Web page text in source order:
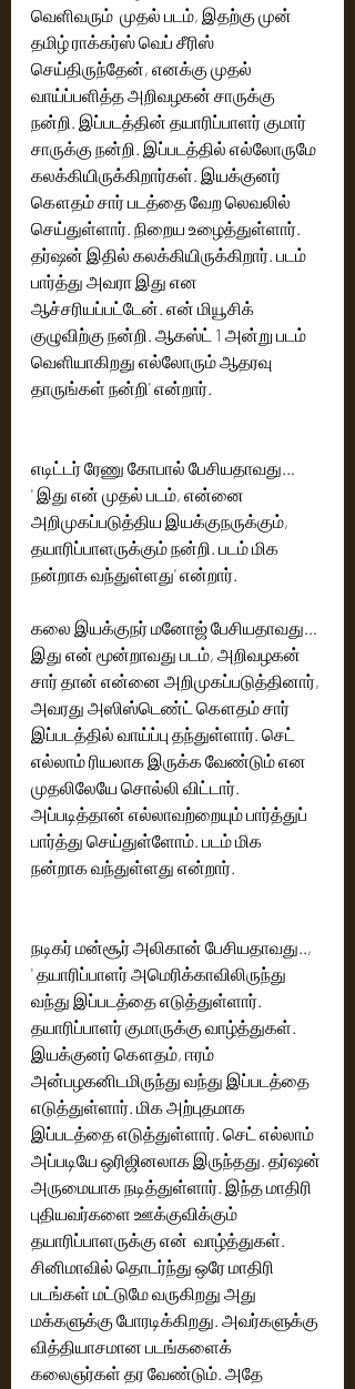
வெளிவரும்  முதல் படம், இதற்கு முன்
தமிழ் ராக்கர்ஸ் வெப் சீரிஸ்
செய்திருந்தேன், எனக்கு முதல்
வாய்ப்பளித்த அறிவழகன் சாருக்கு
நன்றி. இப்படத்தின் தயாரிப்பாளர் குமார்
சாருக்கு நன்றி. இப்படத்தில் எல்லோருமே
கலக்கியிருக்கிறார்கள். இயக்குனர்
கௌதம் சார் படத்தை வேற லெவலில்
செய்துள்ளார். நிறைய உழைத்துள்ளார்.
தர்ஷன் இதில் கலக்கியிருக்கிறார். படம்
பார்த்து அவரா இது என
ஆச்சரியப்பட்டேன். என் மியூசிக்
குழுவிற்கு நன்றி. ஆகஸ்ட் 1 அன்று படம்
வெளியாகிறது எல்லோரும் ஆதரவு
தாருங்கள் நன்றி' என்றார்.
எடிட்டர் ரேணு கோபால் பேசியதாவது…
' இது என் முதல் படம், என்னை
அறிமுகப்படுத்திய இயக்குநருக்கும்,
தயாரிப்பாளருக்கும் நன்றி. படம் மிக
நன்றாக வந்துள்ளது' என்றார்.
கலை இயக்குநர் மனோஜ் பேசியதாவது…
இது என் மூன்றாவது படம், அறிவழகன்
சார் தான் என்னை அறிமுகப்படுத்தினார்,
அவரது அஸிஸ்டெண்ட் கௌதம் சார்
இப்படத்தில் வாய்ப்பு தந்துள்ளார். செட்
எல்லாம் ரியலாக இருக்க வேண்டும் என
முதலிலேயே சொல்லி விட்டார்.
அப்படித்தான் எல்லாவற்றையும் பார்த்துப்
பார்த்து செய்துள்ளோம். படம் மிக
நன்றாக வந்துள்ளது என்றார்.
நடிகர் மன்சூர் அலிகான் பேசியதாவது..,
' தயாரிப்பாளர் அமெரிக்காவிலிருந்து
வந்து இப்படத்தை எடுத்துள்ளார்.
தயாரிப்பாளர் குமாருக்கு வாழ்த்துகள்.
இயக்குனர் கௌதம், ஈரம்
அன்பழகனிடமிருந்து வந்து இப்படத்தை
எடுத்துள்ளார். மிக அற்புதமாக
இப்படத்தை எடுத்துள்ளார். செட் எல்லாம்
அப்படியே ஒரிஜினலாக இருந்தது. தர்ஷன்
அருமையாக நடித்துள்ளார். இந்த மாதிரி
புதியவர்களை ஊக்குவிக்கும்
தயாரிப்பாளருக்கு என்  வாழ்த்துகள்.
சினிமாவில் தொடர்ந்து ஒரே மாதிரி
படங்கள் மட்டுமே வருகிறது அது
மக்களுக்கு போரடிக்கிறது. அவர்களுக்கு
வித்தியாசமான படங்களைக்
கலைஞர்கள் தர வேண்டும். அதே